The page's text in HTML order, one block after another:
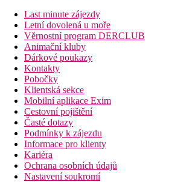
150 m
Restaurace
150 m
Centrum města
Pláž
Plážová dovolená
Bazény
Dětský bazén
Lehátka u bazénu
Slunečníky u bazénu
Last minute zájezdy
Letní dovolená u moře
Věrnostní program DERCLUB
Animační kluby
Dárkové poukazy
Kontakty
Pobočky
Klientská sekce
Mobilní aplikace Exim
Cestovní pojištění
Časté dotazy
Podmínky k zájezdu
Informace pro klienty
Kariéra
Ochrana osobních údajů
Nastavení soukromí